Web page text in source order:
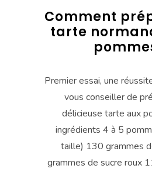
Comment
tarte
Premier essai, une
vous conseiller de
délicieuse tarte aux
ingrédients 4 à 5
taille) 130 grammes
grammes de sucre roux